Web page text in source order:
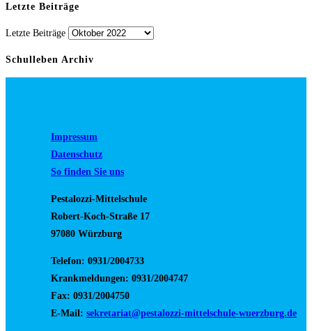
Letzte Beiträge
Letzte Beiträge
Schulleben Archiv
Impressum
Datenschutz
So finden Sie uns
Pestalozzi-Mittelschule
Robert-Koch-Straße 17
97080 Würzburg
Telefon: 0931/2004733
Krankmeldungen: 0931/2004747
Fax: 0931/2004750
E-Mail: sekretariat@pestalozzi-mittelschule-wuerzburg.de